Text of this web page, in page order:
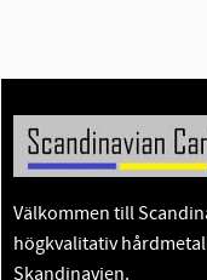
Välkommen till
högkvalitativ
Skandinavien.